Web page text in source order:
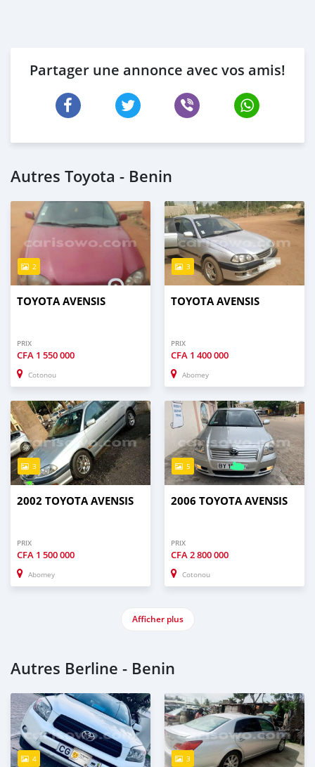
Partager une annonce avec vos amis!
Autres Toyota - Benin
2
TOYOTA AVENSIS
PRIX
CFA 1 550 000
Cotonou
3
TOYOTA AVENSIS
PRIX
CFA 1 400 000
Abomey
3
2002 TOYOTA AVENSIS
PRIX
CFA 1 500 000
Abomey
5
2006 TOYOTA AVENSIS
PRIX
CFA2 800 000
Cotonou
Afficher plus
Autres Berline - Benin
4 3